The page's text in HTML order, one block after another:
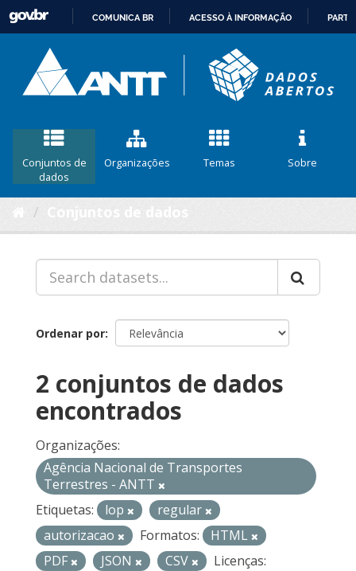
CONTEÚDO
COMUNICA BR ACESSO À INFORMAÇÃO
Conjuntos de
dados
Organizações Temas Sobre
Ordenar por
2 conjuntos de dados
encontrados
Organizações:
Agência Nacional de Transportes
Terrestres - ANTT
Etiquetas:
lop
regular
autorizacao
Formatos:
HTML
PDF
JSON CSV
Licenças: